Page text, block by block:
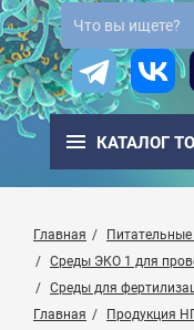
КАТАЛОГ
Главная
Среды ЭКО 1 для
Среды для
Главная
Продукция